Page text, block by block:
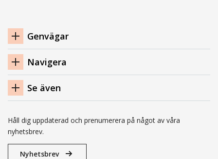
Navigation
sidfot
Genvägar
Navigera
Se även
Håll dig uppdaterad och prenumerera på något av våra
nyhetsbrev.
Nyhetsbrev